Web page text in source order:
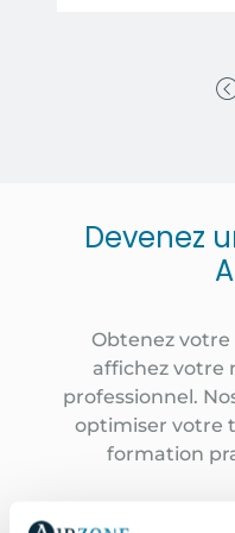
Devenez
Obtenez
affichez votre
professionnel.
optimiser votre
formation